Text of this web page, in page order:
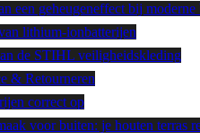
een geheugeneffect bij moderne
lithium-ionbatterijen
de STIHL veiligheidskleding
& Retourneren
correct op
voor buiten: je houten terras